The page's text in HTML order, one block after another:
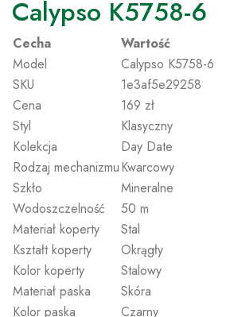
Calypso K5758-6
Cecha
Wartość
Model
Calypso K5758-6
SKU
1e3af5e29258
Cena
169 zł
Styl
Klasyczny
Kolekcja
Day Date
Rodzaj mechanizmuKwarcowy
Szkło
Mineralne
Wodoszczelność
50 m
Materiał koperty
Stal
Kształt koperty
Okrągły
Kolor koperty
Stalowy
Materiał paska
Skóra
Kolor paska
Czarny